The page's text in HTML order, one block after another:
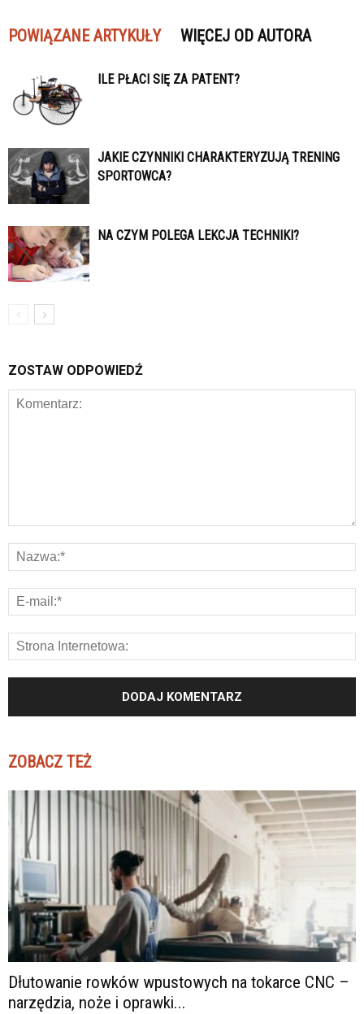
POWIĄZANE ARTYKUŁY WIĘCEJ OD AUTORA
ILE PŁACI SIĘ ZA PATENT?
JAKIE CZYNNIKI CHARAKTERYZUJĄ TRENING
SPORTOWCA?
NA CZYM POLEGA LEKCJA TECHNIKI?
ZOSTAW ODPOWIEDŹ
ZOBACZ TEŻ
Dłutowanie rowków wpustowych na tokarce CNC –
narzędzia, noże i oprawki...